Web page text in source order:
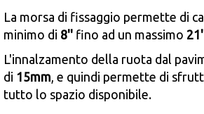
La morsa di fissaggio permette di
minimo di 8'' fino ad un massimo
L'innalzamento della ruota dal
di 15mm, e quindi permette di
tutto lo spazio disponibile.